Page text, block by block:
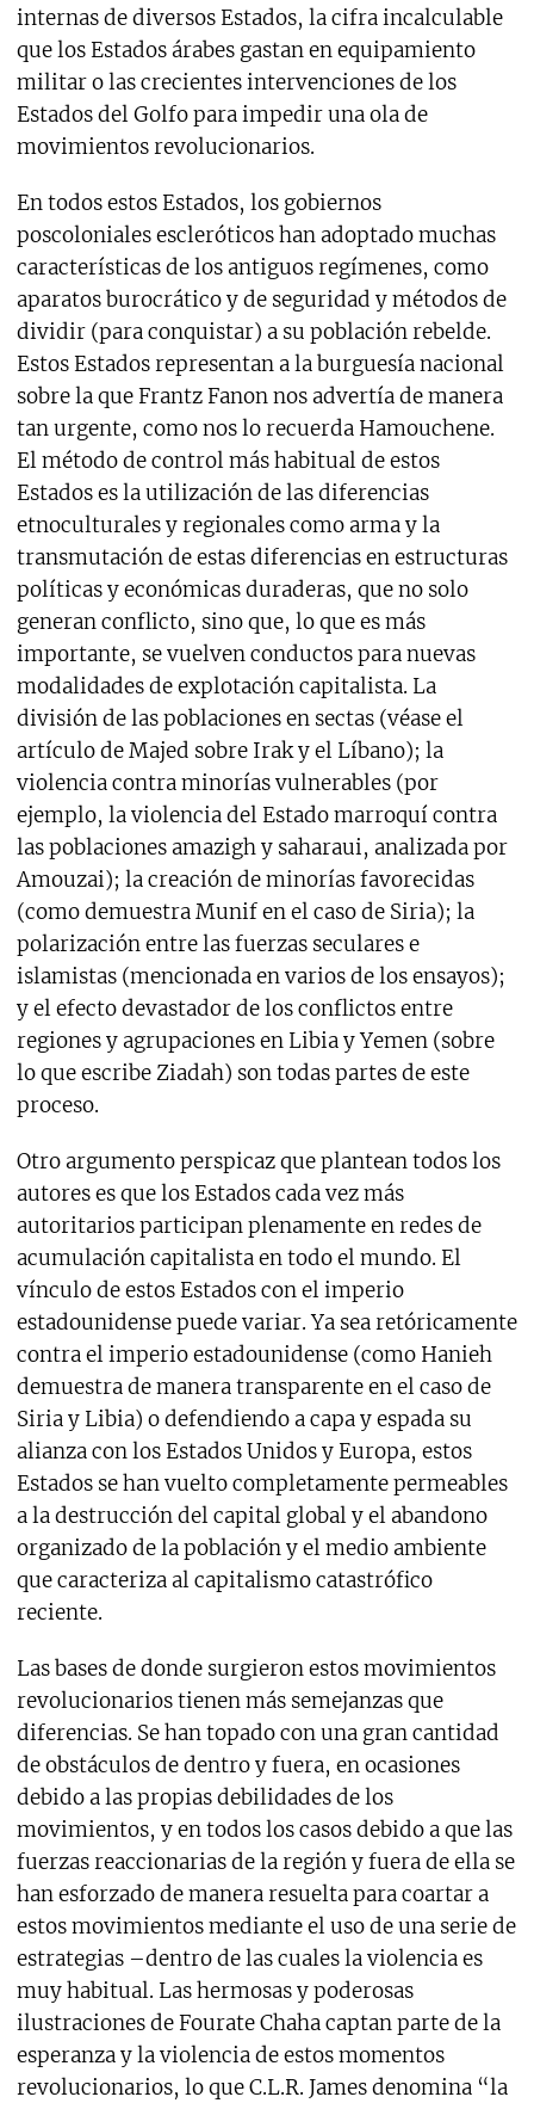
internas de diversos Estados, la cifra incalculable
que los Estados árabes gastan en equipamiento
militar o las crecientes intervenciones de los
Estados del Golfo para impedir una ola de
movimientos revolucionarios.
En todos estos Estados, los gobiernos
poscoloniales escleróticos han adoptado muchas
características de los antiguos regímenes, como
aparatos burocrático y de seguridad y métodos de
dividir (para conquistar) a su población rebelde.
Estos Estados representan a la burguesía nacional
sobre la que Frantz Fanon nos advertía de manera
tan urgente, como nos lo recuerda Hamouchene.
El método de control más habitual de estos
Estados es la utilización de las diferencias
etnoculturales y regionales como arma y la
transmutación de estas diferencias en estructuras
políticas y económicas duraderas, que no solo
generan conflicto, sino que, lo que es más
importante, se vuelven conductos para nuevas
modalidades de explotación capitalista. La
división de las poblaciones en sectas (véase el
artículo de Majed sobre Irak y el Líbano); la
violencia contra minorías vulnerables (por
ejemplo, la violencia del Estado marroquí contra
las poblaciones amazigh y saharaui, analizada por
Amouzai); la creación de minorías favorecidas
(como demuestra Munif en el caso de Siria); la
polarización entre las fuerzas seculares e
islamistas (mencionada en varios de los ensayos);
y el efecto devastador de los conflictos entre
regiones y agrupaciones en Libia y Yemen (sobre
lo que escribe Ziadah) son todas partes de este
proceso.
Otro argumento perspicaz que plantean todos los
autores es que los Estados cada vez más
autoritarios participan plenamente en redes de
acumulación capitalista en todo el mundo. El
vínculo de estos Estados con el imperio
estadounidense puede variar. Ya sea retóricamente
contra el imperio estadounidense (como Hanieh
demuestra de manera transparente en el caso de
Siria y Libia) o defendiendo a capa y espada su
alianza con los Estados Unidos y Europa, estos
Estados se han vuelto completamente permeables
a la destrucción del capital global y el abandono
organizado de la población y el medio ambiente
que caracteriza al capitalismo catastrófico
reciente.
Las bases de donde surgieron estos movimientos
revolucionarios tienen más semejanzas que
diferencias. Se han topado con una gran cantidad
de obstáculos de dentro y fuera, en ocasiones
debido a las propias debilidades de los
movimientos, y en todos los casos debido a que las
fuerzas reaccionarias de la región y fuera de ella se
han esforzado de manera resuelta para coartar a
estos movimientos mediante el uso de una serie de
estrategias –dentro de las cuales la violencia es
muy habitual. Las hermosas y poderosas
ilustraciones de Fourate Chaha captan parte de la
esperanza y la violencia de estos momentos
revolucionarios, lo que C.L.R. James denomina “la